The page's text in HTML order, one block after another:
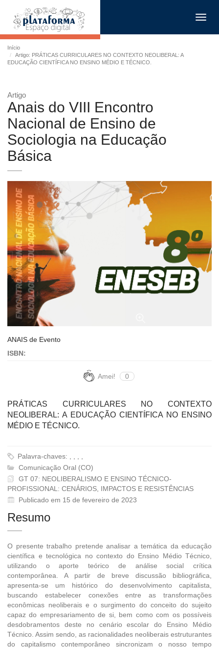
Início
Artigo: PRÁTICAS CURRICULARES NO CONTEXTO NEOLIBERAL: A
EDUCAÇÃO CIENTÍFICA NO ENSINO MÉDIO E TÉCNICO.
Artigo
Anais do VIII Encontro
Nacional de Ensino de
Sociologia na Educação
Básica
ANAIS de Evento
ISBN:
Amei! 0
PRÁTICAS CURRICULARES NO CONTEXTO
NEOLIBERAL: A EDUCAÇÃO CIENTÍFICA NO ENSINO
MÉDIO E TÉCNICO.
Palavra-chaves: , , , ,
Comunicação Oral (CO)
GT 07: NEOLIBERALISMO E ENSINO TÉCNICO-
PROFISSIONAL: CENÁRIOS, IMPACTOS E RESISTÊNCIAS
Publicado em 15 de fevereiro de 2023
Resumo
O presente trabalho pretende analisar a temática da educação
científica e tecnológica no contexto do Ensino Médio Técnico,
utilizando o aporte teórico de análise social crítica
contemporânea. A partir de breve discussão bibliográfica,
apresenta-se um histórico do desenvolvimento capitalista,
buscando estabelecer conexões entre as transformações
econômicas neoliberais e o surgimento do conceito do sujeito
capaz do empresariamento de si, bem como com os possíveis
desdobramentos deste no cenário escolar do Ensino Médio
Técnico. Assim sendo, as racionalidades neoliberais estruturantes
do capitalismo contemporâneo sincronizam o nosso tempo